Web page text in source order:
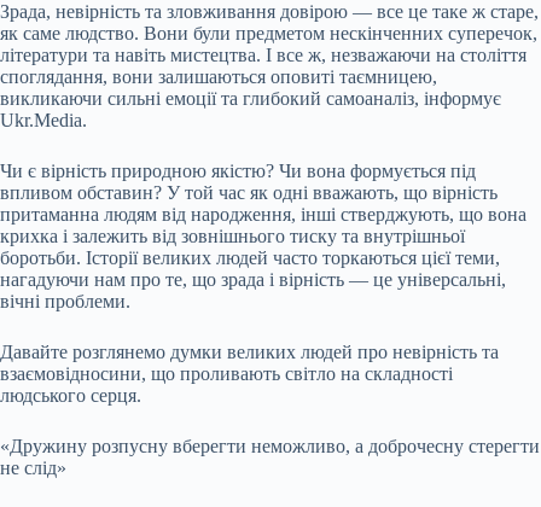
Зрада, невірність та зловживання довірою — все це таке ж старе,
як саме людство. Вони були предметом нескінченних суперечок,
літератури та навіть мистецтва. І все ж, незважаючи на століття
споглядання, вони залишаються оповиті таємницею,
викликаючи сильні емоції та глибокий самоаналіз, інформує
Ukr.Media.
Чи є вірність природною якістю? Чи вона формується під
впливом обставин? У той час як одні вважають, що вірність
притаманна людям від народження, інші стверджують, що вона
крихка і залежить від зовнішнього тиску та внутрішньої
боротьби. Історії великих людей часто торкаються цієї теми,
нагадуючи нам про те, що зрада і вірність — це універсальні,
вічні проблеми.
Давайте розглянемо думки великих людей про невірність та
взаємовідносини, що проливають світло на складності
людського серця.
«Дружину розпусну вберегти неможливо, а доброчесну стерегти
не слід»